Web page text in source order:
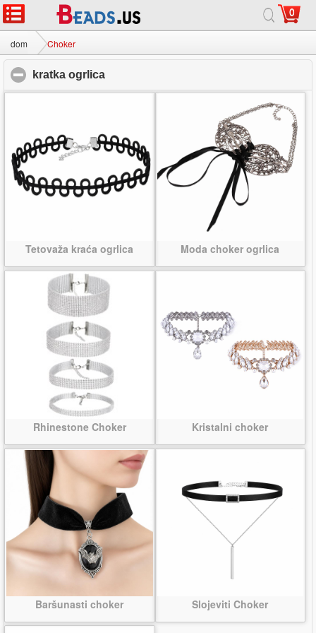
0
dom Choker
kratka ogrlica
Tetovaža kraća ogrlica Moda choker ogrlica
Rhinestone Choker Kristalni choker
Baršunasti choker Slojeviti Choker
dom|o | Kontaktirajte nas
© 2026 Mliječni put Nakit doo Sva prava pridržana.